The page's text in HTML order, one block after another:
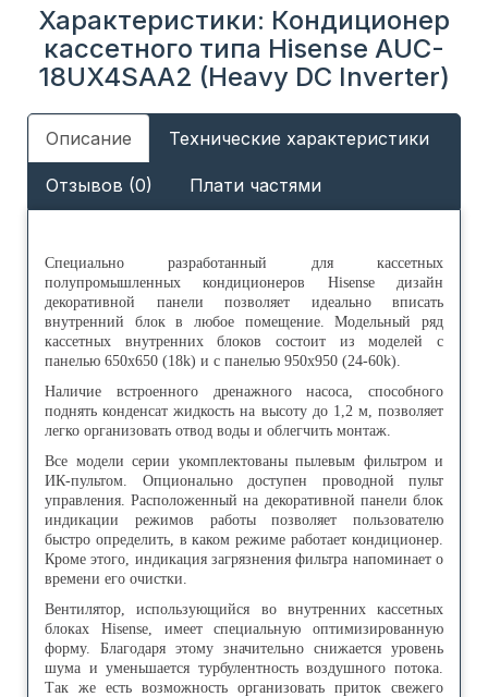
Характеристики: Кондиционер
кассетного типа Hisense AUC-
18UX4SAA2 (Heavy DC Inverter)
Описание Технические характеристики
Отзывов (0) Плати частями
Специально разработанный для кассетных
полупромышленных кондиционеров Hisense дизайн
декоративной панели позволяет идеально вписать
внутренний блок в любое помещение. Модельный ряд
кассетных внутренних блоков состоит из моделей с
панелью 650х650 (18k) и с панелью 950х950 (24-60k).
Наличие встроенного дренажного насоса, способного
поднять конденсат жидкость на высоту до 1,2 м, позволяет
легко организовать отвод воды и облегчить монтаж.
Все модели серии укомплектованы пылевым фильтром и
ИК-пультом. Опционально доступен проводной пульт
управления. Расположенный на декоративной панели блок
индикации режимов работы позволяет пользователю
быстро определить, в каком режиме работает кондиционер.
Кроме этого, индикация загрязнения фильтра напоминает о
времени его очистки.
Вентилятор, использующийся во внутренних кассетных
блоках Hisense, имеет специальную оптимизированную
форму. Благодаря этому значительно снижается уровень
шума и уменьшается турбулентность воздушного потока.
Так же есть возможность организовать приток свежего